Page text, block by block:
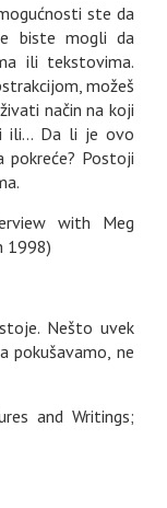
ste da
biste mogli da
ili tekstovima.
možeš
način na koji
ili… Da li je ovo
Postoji
with Meg
1998)
Nešto uvek
pokušavamo, ne
and Writings;